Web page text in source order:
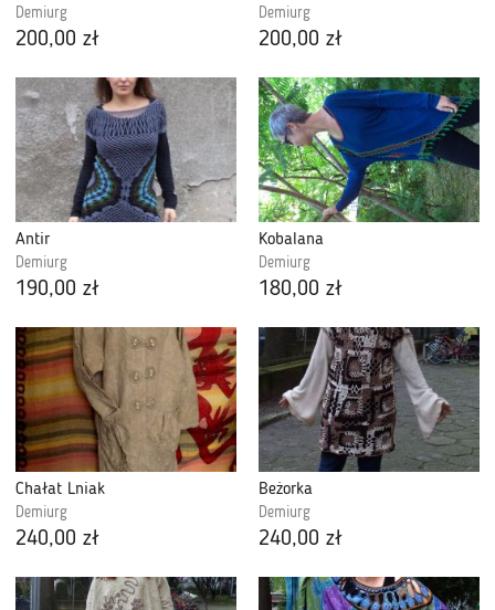
Demiurg
200,00 zł
Demiurg
200,00 zł
Antir
Demiurg
190,00 zł
Kobalana
Demiurg
180,00 zł
Chałat Lniak
Demiurg
240,00 zł
Beżorka
Demiurg
240,00 zł